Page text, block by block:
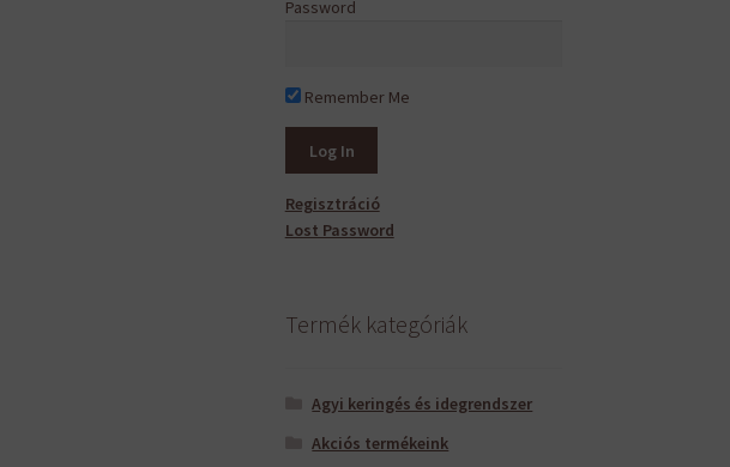
Password
Remember Me
Regisztráció
Lost Password
Termék kategóriák
Agyi keringés és idegrendszer
Akciós termékeink